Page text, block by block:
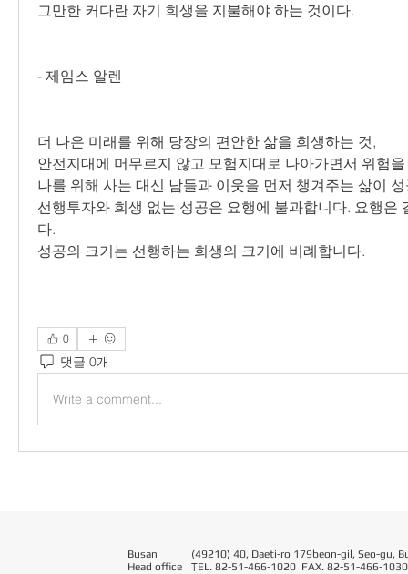
그만한 커다란 자기 희생을 지불해야 하는 것이다.
- 제임스 알렌
더 나은 미래를 위해 당장의 편안한 삶을 희생하는 것,
안전지대에 머무르지 않고 모험지대로 나아가면서 위험
나를 위해 사는 대신 남들과 이웃을 먼저 챙겨주는 삶이
선행투자와 희생 없는 성공은 요행에 불과합니다. 요행은
다.
성공의 크기는 선행하는 희생의 크기에 비례합니다.
0
댓글 0개
Write a comment...
Busan
Head office
(49210) 40, Daeti-ro 179beon-gil, Seo-gu,
TEL. 82-51-466-1020 FAX. 82-51-466-1030